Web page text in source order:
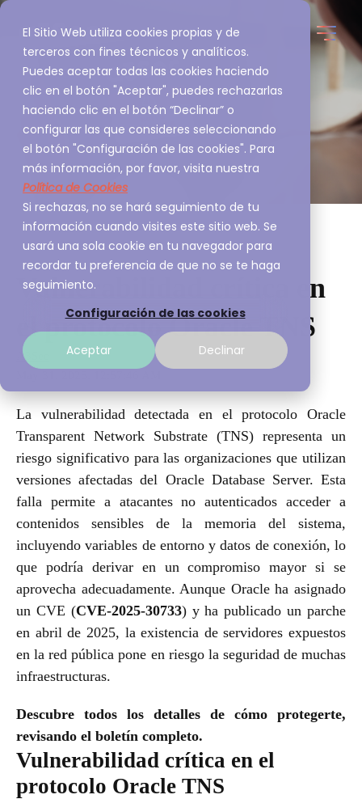
El Sitio Web utiliza cookies propias y de
terceros con fines técnicos y analíticos.
Puedes aceptar todas las cookies haciendo
clic en el botón "Aceptar", puedes rechazarlas
haciendo clic en el botón “Declinar” o
configurar las que consideres seleccionando
el botón "Configuración de las cookies". Para
más información, por favor, visita nuestra
Política de Cookies
Si rechazas, no se hará seguimiento de tu
información cuando visites este sitio web. Se
usará una sola cookie en tu navegador para
recordar tu preferencia de que no se te haga
seguimiento.
Configuración de las cookies
Aceptar Declinar
Vulnerabilidad crítica en
el protocolo Oracle TNS
A3Sec
La vulnerabilidad detectada en el protocolo Oracle
Transparent Network Substrate (TNS) representa un
riesgo significativo para las organizaciones que utilizan
versiones afectadas del Oracle Database Server. Esta
falla permite a atacantes no autenticados acceder a
contenidos sensibles de la memoria del sistema,
incluyendo variables de entorno y datos de conexión, lo
que podría derivar en un compromiso mayor si se
aprovecha adecuadamente. Aunque Oracle ha asignado
un CVE (CVE-2025-30733) y ha publicado un parche
en abril de 2025, la existencia de servidores expuestos
en la red pública pone en riesgo la seguridad de muchas
infraestructuras.
Descubre todos los detalles de cómo protegerte,
revisando el boletín completo.
Vulnerabilidad crítica en el
protocolo Oracle TNS